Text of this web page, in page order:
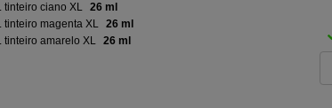
tinteiro ciano XL 26 ml
tinteiro magenta XL 26 ml
tinteiro amarelo XL 26 ml